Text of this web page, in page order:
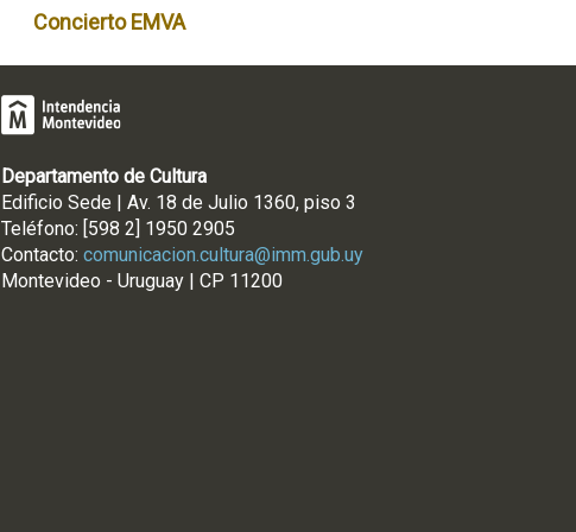
Concierto EMVA
Departamento de Cultura
Edificio Sede | Av. 18 de Julio 1360, piso 3
Teléfono: [598 2] 1950 2905
Contacto: comunicacion.cultura@imm.gub.uy
Montevideo - Uruguay | CP 11200